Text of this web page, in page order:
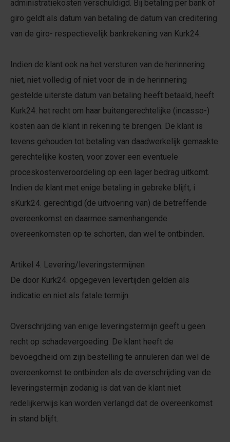
administratiekosten verschuldigd. Bij betaling per bank of
giro geldt als datum van betaling de datum van creditering
van de giro- respectievelijk bankrekening van Kurk24.
Indien de klant ook na het versturen van de herinnering
niet, niet volledig of niet voor de in de herinnering
gestelde uiterste datum van betaling heeft betaald, heeft
Kurk24. het recht om haar buitengerechtelijke (incasso-)
kosten aan de klant in rekening te brengen. De klant is
tevens gehouden tot betaling van daadwerkelijk gemaakte
gerechtelijke kosten, voor zover een eventuele
proceskostenveroordeling op een lager bedrag uitkomt.
Indien de klant met enige betaling in gebreke blijft, i
sKurk24. gerechtigd (de uitvoering van) de betreffende
overeenkomst en daarmee samenhangende
overeenkomsten op te schorten, dan wel te ontbinden.
Artikel 4. Levering/leveringstermijnen
De door Kurk24. opgegeven levertijden gelden als
indicatie en niet als fatale termijn.
Overschrijding van enige leveringstermijn geeft u geen
recht op schadevergoeding. De klant heeft de
bevoegdheid om zijn bestelling te annuleren dan wel de
overeenkomst te ontbinden als de overschrijding van de
leveringstermijn zodanig is dat van de klant niet
redelijkerwijs kan worden verlangd dat de overeenkomst
in stand blijft.